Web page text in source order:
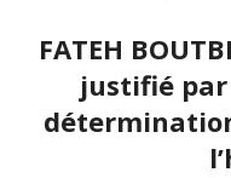
FATEH
justifié